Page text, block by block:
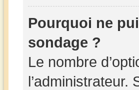
Pourquoi ne
sondage ?
Le nombre
l’administrateur.